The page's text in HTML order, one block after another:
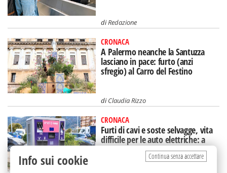
diRedazione
CRONACA
A Palermo neanche la Santuzza
lasciano in pace: furto (anzi
sfregio) al Carro del Festino
diClaudia Rizzo
CRONACA
Furti di cavi e soste selvagge, vita
difficile per le auto elettriche: a
Palermo si corre ai ripari
Continua senza accettare
Info sui cookie